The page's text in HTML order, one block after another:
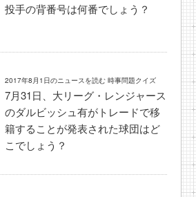
投手の背番号は何番でしょう？
2017年8月1日のニュースを読む 時事問題クイズ
7月31日、大リーグ・レンジャース
のダルビッシュ有がトレードで移
籍することが発表された球団はど
こでしょう？